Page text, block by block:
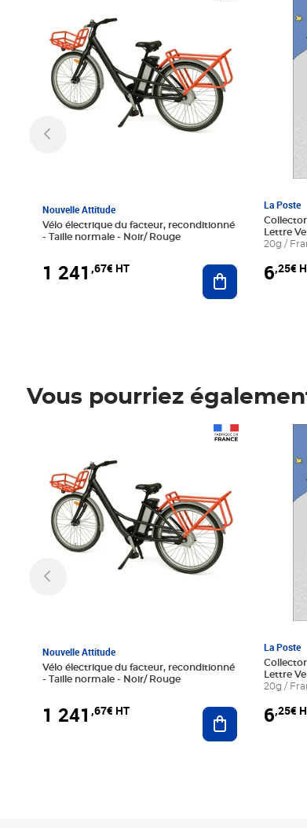
Nouvelle Attitude
Vélo électrique du facteur, reconditionné
- Taille normale - Noir/ Rouge
1 241 ,67€ HT Ajouter au
La Poste
Lettre
20g /
6,25€
Vous pourriez
Nouvelle Attitude
Vélo électrique du facteur, reconditionné
- Taille normale - Noir/ Rouge
1 241 ,67€ HT Ajouter au
La Poste
Lettre
20g /
6,25€
Prix